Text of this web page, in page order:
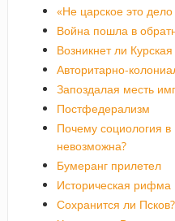
«Не царское это
Война пошла в
Возникнет ли
Авторитарно-
Запоздалая месть
Постфедерализм
Почему социология
невозможна?
Бумеранг прилетел
Историческая рифма
Сохранится ли Псков?